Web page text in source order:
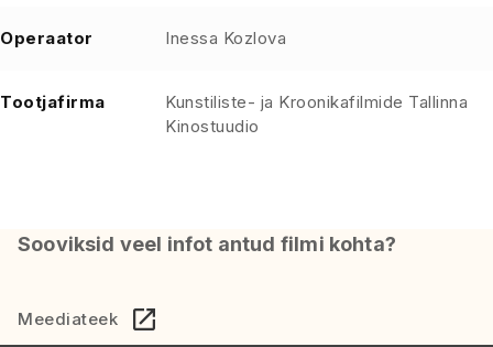
Operaator Inessa Kozlova
Tootjafirma
Kunstiliste- ja Kroonikafilmide Tallinna
Kinostuudio
Sooviksid veel infot antud filmi kohta?
Meediateek